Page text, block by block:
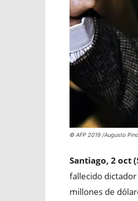
© AFP 2019 /Augusto
Santiago, 2 oct
fallecido
millones de